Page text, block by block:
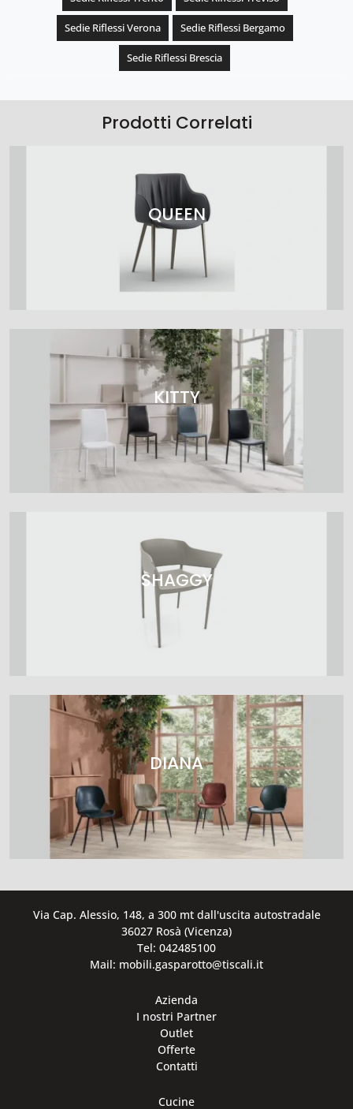
Sedie Riflessi Verona Sedie Riflessi Bergamo
Sedie Riflessi Brescia
Prodotti Correlati
QUEEN
KITTY
SHAGGY
DIANA
Via Cap. Alessio, 148, a 300 mt dall'uscita autostradale
36027 Rosà (Vicenza)
Tel: 042485100
Mail: mobili.gasparotto@tiscali.it
Azienda
I nostri Partner
Outlet
Offerte
Contatti
Cucine